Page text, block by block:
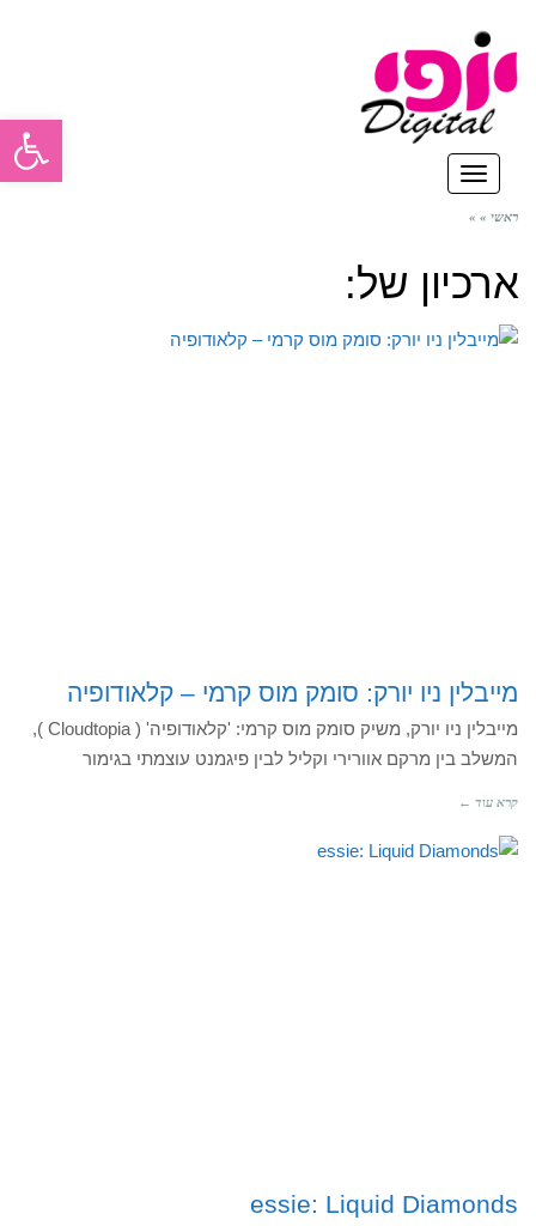
תפריט
ראשי »
»
ארכיון של:
מייבלין ניו יורק: סומק מוס קרמי – קלאודופיה
מייבלין ניו יורק, משיק סומק מוס קרמי: 'קלאודופיה' ( Cloudtopia ),
המשלב בין מרקם אוורירי וקליל לבין פיגמנט עוצמתי בגימור
קרא עוד ←
essie: Liquid Diamonds
פתח